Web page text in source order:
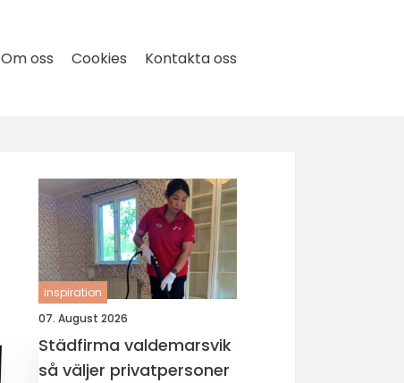
Om oss Cookies Kontakta oss
inspiration
07. August 2026
Städfirma valdemarsvik
så väljer privatpersoner